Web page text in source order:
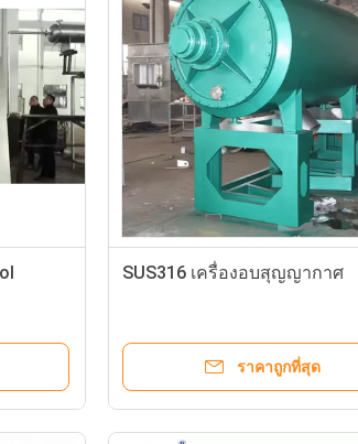
SUS316 เครื่องอบสุญญากาศ
ราคาถูกที่สุด